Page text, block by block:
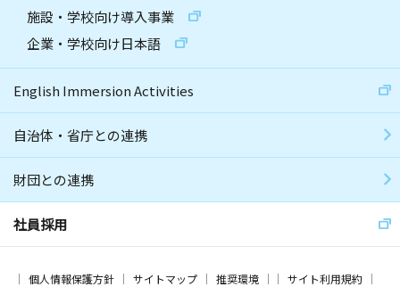
施設・学校向け導入事業
企業・学校向け日本語
English Immersion Activities
自治体・省庁との連携
財団との連携
社員採用
個人情報保護方針 サイトマップ 推奨環境 サイト利用規約